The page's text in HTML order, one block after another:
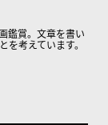
鑑賞。文章を書い
考えています。